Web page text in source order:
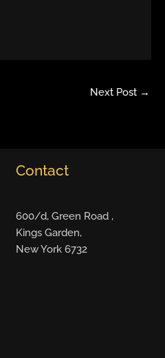
Next Post →
Contact
600/d, Green Road ,
Kings Garden,
New York 6732